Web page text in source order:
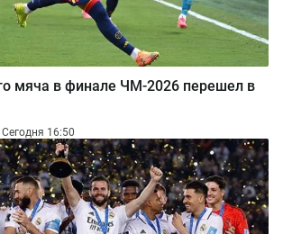
мяча в финале ЧМ-2026 перешел в
Сегодня 16:50